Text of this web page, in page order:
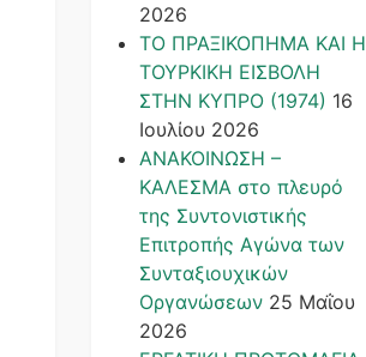
2026
ΤΟ ΠΡΑΞΙΚΟΠΗΜΑ ΚΑΙ H
ΤΟΥΡΚΙΚΗ ΕΙΣΒΟΛΗ
ΣΤΗΝ ΚΥΠΡΟ (1974) 16
Ιουλίου 2026
ΑΝΑΚΟΙΝΩΣΗ –
ΚΑΛΕΣΜΑ στο πλευρό
της Συντονιστικής
Επιτροπής Αγώνα των
Συνταξιουχικών
Οργανώσεων 25 Μαΐου
2026